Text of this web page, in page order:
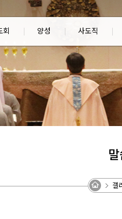
회 양성 사도직
갤